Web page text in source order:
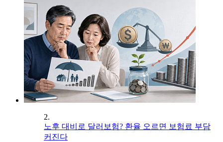
2.
노후 대비로 달러보험? 환율 오르면 보험료 부담
커진다